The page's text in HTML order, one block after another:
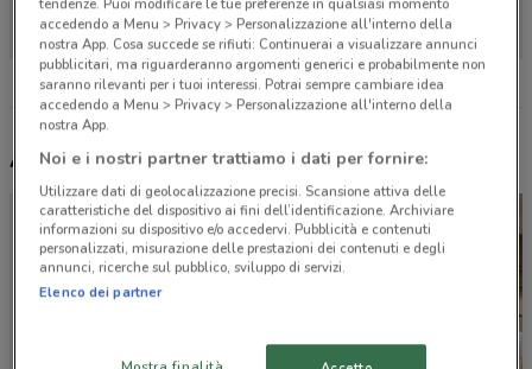
Altri volantini nelle vicinanze
tendenze. Puoi modificare le tue preferenze in qualsiasi momento
accedendo a Menu > Privacy > Personalizzazione all'interno della
nostra App. Cosa succede se rifiuti: Continuerai a visualizzare annunci
pubblicitari, ma riguarderanno argomenti generici e probabilmente non
saranno rilevanti per i tuoi interessi. Potrai sempre cambiare idea
accedendo a Menu > Privacy > Personalizzazione all'interno della
nostra App.
Noi e i nostri partner trattiamo i dati per fornire:
Utilizzare dati di geolocalizzazione precisi. Scansione attiva delle
caratteristiche del dispositivo ai fini dell’identificazione. Archiviare
informazioni su dispositivo e/o accedervi. Pubblicità e contenuti
personalizzati, misurazione delle prestazioni dei contenuti e degli
annunci, ricerche sul pubblico, sviluppo di servizi.
Elenco dei partner